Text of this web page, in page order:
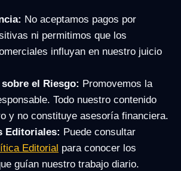
No aceptamos pagos por
ni permitimos que los
influyan en nuestro juicio
el Riesgo: Promovemos la
Todo nuestro contenido
y no constituye asesoría financiera.
Editoriales: Puede consultar
Editorial para conocer los
guían nuestro trabajo diario.